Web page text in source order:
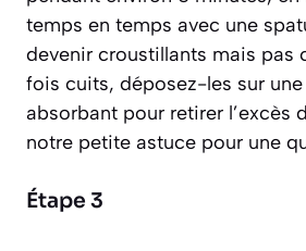
temps en temps avec une
devenir croustillants mais pas
fois cuits, déposez-les sur
absorbant pour retirer l’excès
notre petite astuce pour une
Étape 3